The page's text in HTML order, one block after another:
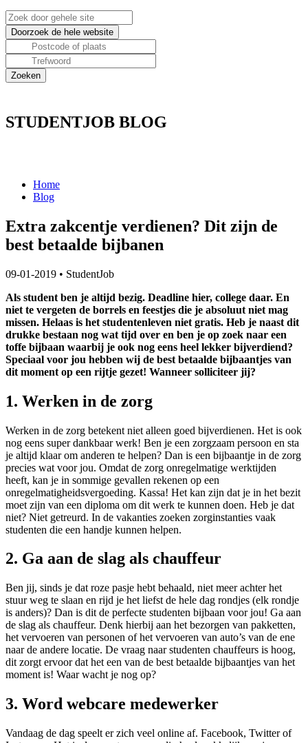
STUDENTJOB BLOG
Home
Blog
Extra zakcentje verdienen? Dit zijn de
best betaalde bijbanen
09-01-2019 • StudentJob
Als student ben je altijd bezig. Deadline hier, college daar. En
niet te vergeten de borrels en feestjes die je absoluut niet mag
missen. Helaas is het studentenleven niet gratis. Heb je naast dit
drukke bestaan nog wat tijd over en ben je op zoek naar een
toffe bijbaan waarbij je ook nog eens heel lekker bijverdiend?
Speciaal voor jou hebben wij de best betaalde bijbaantjes van
dit moment op een rijtje gezet! Wanneer solliciteer jij?
1. Werken in de zorg
Werken in de zorg betekent niet alleen goed bijverdienen. Het is ook
nog eens super dankbaar werk! Ben je een zorgzaam persoon en sta
je altijd klaar om anderen te helpen? Dan is een bijbaantje in de zorg
precies wat voor jou. Omdat de zorg onregelmatige werktijden
heeft, kan je in sommige gevallen rekenen op een
onregelmatigheidsvergoeding. Kassa! Het kan zijn dat je in het bezit
moet zijn van een diploma om dit werk te kunnen doen. Heb je dat
niet? Niet getreurd. In de vakanties zoeken zorginstanties vaak
studenten die een handje kunnen helpen.
2. Ga aan de slag als chauffeur
Ben jij, sinds je dat roze pasje hebt behaald, niet meer achter het
stuur weg te slaan en rijd je het liefst de hele dag rondjes (elk rondje
is anders)? Dan is dit de perfecte studenten bijbaan voor jou! Ga aan
de slag als chauffeur. Denk hierbij aan het bezorgen van pakketten,
het vervoeren van personen of het vervoeren van auto’s van de ene
naar de andere locatie. De vraag naar studenten chauffeurs is hoog,
dit zorgt ervoor dat het een van de best betaalde bijbaantjes van het
moment is! Waar wacht je nog op?
3. Word webcare medewerker
Vandaag de dag speelt er zich veel online af. Facebook, Twitter of